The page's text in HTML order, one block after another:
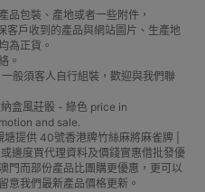
品包裝、產地或者一些附件，
客戶收到的產品與網站圖片、生產地
為正貨。
。
般須客人自行組裝，歡迎與我們聯
盒風莊骰 - 綠色 price in
and sale.
提供 40號香港牌竹絲麻將麻雀牌 |
邊度買代理資料及價錢實惠借批發優
門而部份產品比團購更優惠，更可以
意我們最新產品價格更新。